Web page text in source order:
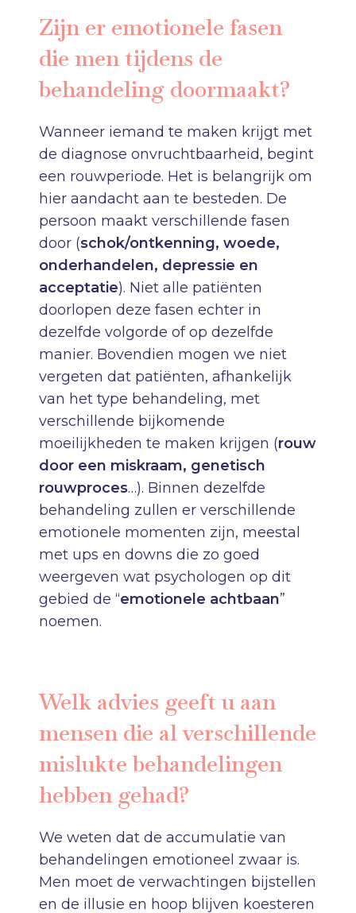
Zijn er emotionele fasen
die men tijdens de
behandeling doormaakt?
Wanneer iemand te maken krijgt met
de diagnose onvruchtbaarheid, begint
een rouwperiode. Het is belangrijk om
hier aandacht aan te besteden. De
persoon maakt verschillende fasen
door (schok/ontkenning, woede,
onderhandelen, depressie en
acceptatie). Niet alle patiënten
doorlopen deze fasen echter in
dezelfde volgorde of op dezelfde
manier. Bovendien mogen we niet
vergeten dat patiënten, afhankelijk
van het type behandeling, met
verschillende bijkomende
moeilijkheden te maken krijgen (rouw
door een miskraam, genetisch
rouwproces…). Binnen dezelfde
behandeling zullen er verschillende
emotionele momenten zijn, meestal
met ups en downs die zo goed
weergeven wat psychologen op dit
gebied de “emotionele achtbaan”
noemen.
Welk advies geeft u aan
mensen die al verschillende
mislukte behandelingen
hebben gehad?
We weten dat de accumulatie van
behandelingen emotioneel zwaar is.
Men moet de verwachtingen bijstellen
en de illusie en hoop blijven koesteren